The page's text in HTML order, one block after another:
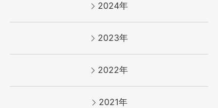
2024年
2023年
2022年
2021年